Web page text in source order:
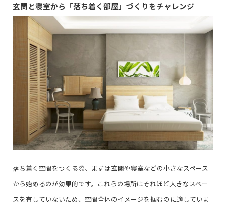
玄関と寝室から「落ち着く部屋」づくりをチャレンジ
落ち着く空間をつくる際、まずは玄関や寝室などの小さなスペース
から始めるのが効果的です。これらの場所はそれほど大きなスペー
スを有していないため、空間全体のイメージを掴むのに適していま